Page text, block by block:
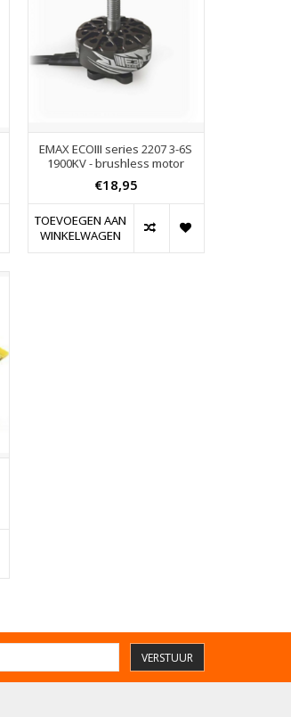
EMAX ECOIII series 2207 3-6S
1900KV - brushless motor
€18,95
TOEVOEGEN AAN
WINKELWAGEN
VERSTUUR